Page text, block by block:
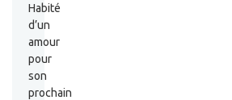
Habité
d’un
amour
pour
son
prochain